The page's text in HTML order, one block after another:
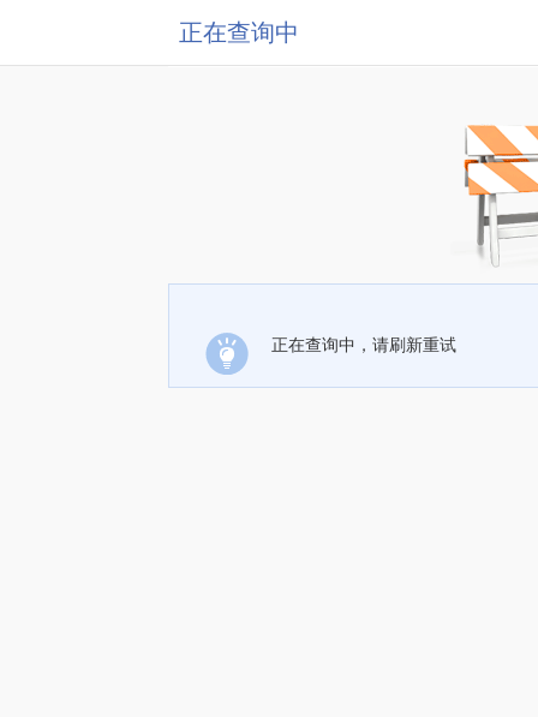
正在查询中
正在查询中，请刷新重试